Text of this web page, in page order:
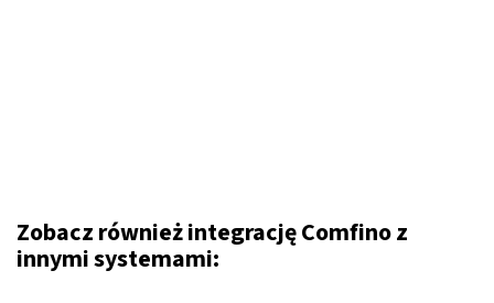
Zobacz również integrację Comfino z
innymi systemami: